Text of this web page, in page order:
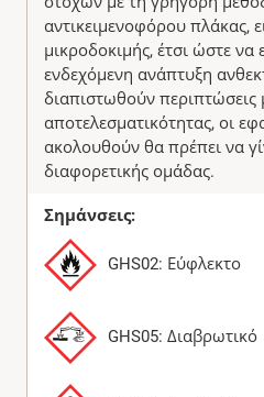
αντικειμενοφόρου πλάκας,
μικροδοκιμής, έτσι ώστε να
ενδεχόμενη ανάπτυξη
διαπιστωθούν περιπτώσεις
αποτελεσματικότητας, οι
ακολουθούν θα πρέπει να
διαφορετικής ομάδας.
Σημάνσεις:
GHS02: Εύφλεκτο
GHS05: Διαβρωτικό